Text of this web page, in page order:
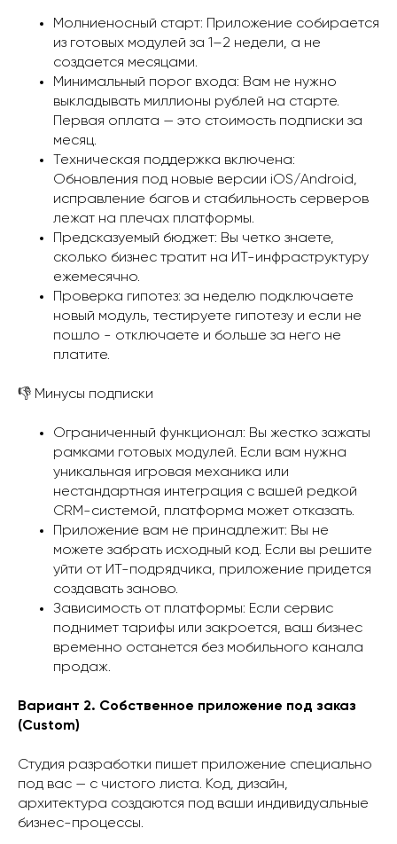
Молниеносный старт: Приложение собирается
из готовых модулей за 1–2 недели, а не
создается месяцами.
Минимальный порог входа: Вам не нужно
выкладывать миллионы рублей на старте.
Первая оплата — это стоимость подписки за
месяц.
Техническая поддержка включена:
Обновления под новые версии iOS/Android,
исправление багов и стабильность серверов
лежат на плечах платформы.
Предсказуемый бюджет: Вы четко знаете,
сколько бизнес тратит на ИТ-инфраструктуру
ежемесячно.
Проверка гипотез: за неделю подключаете
новый модуль, тестируете гипотезу и если не
пошло - отключаете и больше за него не
платите.
👎 Минусы подписки
Ограниченный функционал: Вы жестко зажаты
рамками готовых модулей. Если вам нужна
уникальная игровая механика или
нестандартная интеграция с вашей редкой
CRM-системой, платформа может отказать.
Приложение вам не принадлежит: Вы не
можете забрать исходный код. Если вы решите
уйти от ИТ-подрядчика, приложение придется
создавать заново.
Зависимость от платформы: Если сервис
поднимет тарифы или закроется, ваш бизнес
временно останется без мобильного канала
продаж.
Вариант 2. Собственное приложение под заказ
(Custom)
Студия разработки пишет приложение специально
под вас — с чистого листа. Код, дизайн,
архитектура создаются под ваши индивидуальные
бизнес-процессы.